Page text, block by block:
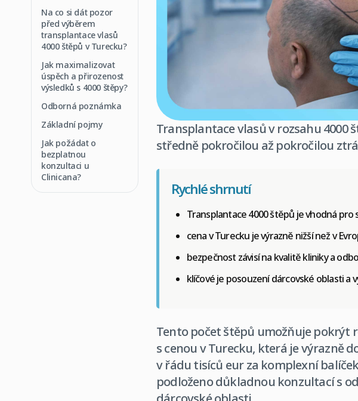
Na co si dát pozor
před výběrem
transplantace vlasů
4000 štěpů v Turecku?
Jak maximalizovat
úspěch a přirozenost
výsledků s 4000 štěpy?
Odborná poznámka
Základní pojmy
Jak požádat o
bezplatnou
konzultaci u
Clinicana?
Transplantace vlasů v rozsahu
středně pokročilou až pokročilou
Rychlé shrnutí
Transplantace 4000 štěpů je vhodná
cena v Turecku je výrazně nižší než v
bezpečnost závisí na kvalitě kliniky a
klíčové je posouzení dárcovské oblasti a
Tento počet štěpů umožňuje pokrýt
s cenou v Turecku, která je výrazně
v řádu tisíců eur za komplexní
podloženo důkladnou konzultací s